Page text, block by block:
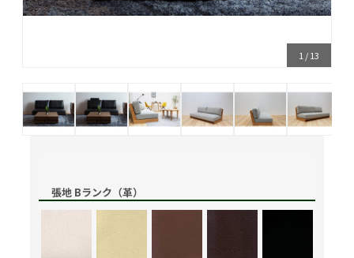
1 /13
張地 Bランク（革）